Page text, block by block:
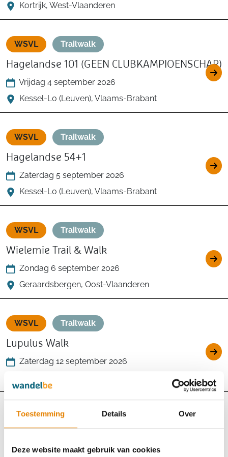
Toestemming Details Over
Deze website maakt gebruik van cookies
Kortrijk, West-Vlaanderen
WSVL Trailwalk
Hagelandse 101 (GEEN CLUBKAMPIOENSCHAP)
Vrijdag 4 september 2026
Kessel-Lo (Leuven), Vlaams-Brabant
WSVL Trailwalk
Hagelandse 54+1
Zaterdag 5 september 2026
Kessel-Lo (Leuven), Vlaams-Brabant
WSVL Trailwalk
Wielemie Trail & Walk
Zondag 6 september 2026
Geraardsbergen, Oost-Vlaanderen
WSVL Trailwalk
Lupulus Walk
Zaterdag 12 september 2026
WSVL Trailwalk
Zaterdag 12 september 2026